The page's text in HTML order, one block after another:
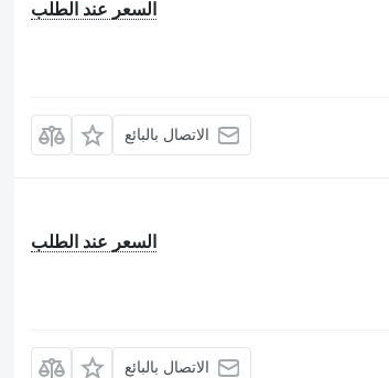
السعر عند الطلب
الاتصال بالبائع
السعر عند الطلب
الاتصال بالبائع